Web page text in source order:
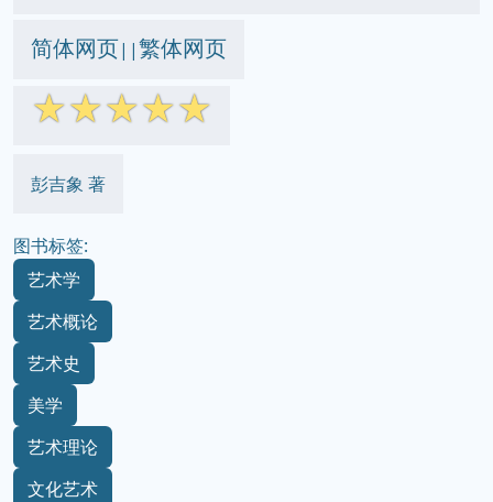
简体网页||繁体网页
☆☆☆☆☆
彭吉象 著
图书标签:
艺术学
艺术概论
艺术史
美学
艺术理论
文化艺术